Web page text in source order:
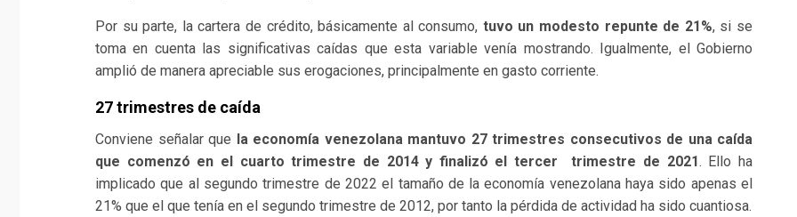
Por su parte, la cartera de crédito, básicamente al consumo, tuvo un modesto repunte de 21%, si se
toma en cuenta las significativas caídas que esta variable venía mostrando. Igualmente, el Gobierno
amplió de manera apreciable sus erogaciones, principalmente en gasto corriente.
27 trimestres de caída
Conviene señalar que la economía venezolana mantuvo 27 trimestres consecutivos de una caída
que comenzó en el cuarto trimestre de 2014 y finalizó el tercer trimestre de 2021. Ello ha
implicado que al segundo trimestre de 2022 el tamaño de la economía venezolana haya sido apenas el
21% que el que tenía en el segundo trimestre de 2012, por tanto la pérdida de actividad ha sido cuantiosa.